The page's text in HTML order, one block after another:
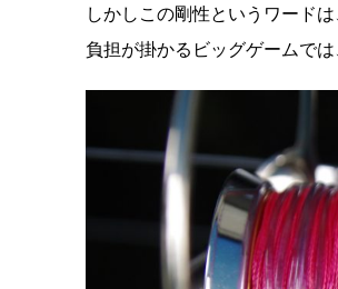
しかしこの剛性というワード
負担が掛かるビッグゲームで